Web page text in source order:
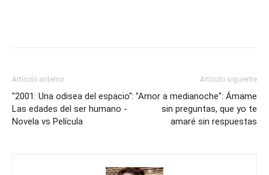
Artículo anterior
"2001: Una odisea del espacio":
Las edades del ser humano -
Novela vs Película
Artículo siguiente
"Amor a medianoche": Ámame
sin preguntas, que yo te
amaré sin respuestas